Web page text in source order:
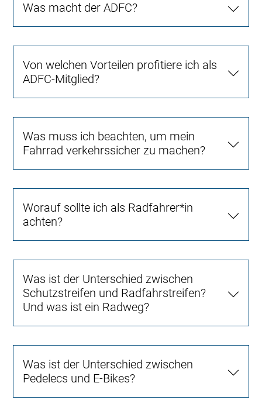
Was macht der ADFC?
Von welchen Vorteilen profitiere ich als
ADFC-Mitglied?
Was muss ich beachten, um mein
Fahrrad verkehrssicher zu machen?
Worauf sollte ich als Radfahrer*in
achten?
Was ist der Unterschied zwischen
Schutzstreifen und Radfahrstreifen?
Und was ist ein Radweg?
Was ist der Unterschied zwischen
Pedelecs und E-Bikes?